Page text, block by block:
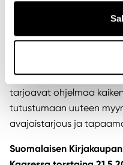
Tervetuloa
Suomalaisen
tarjoavat ohjelmaa
tutustumaan uuteen
avajaistarjous ja
Suomalaisen